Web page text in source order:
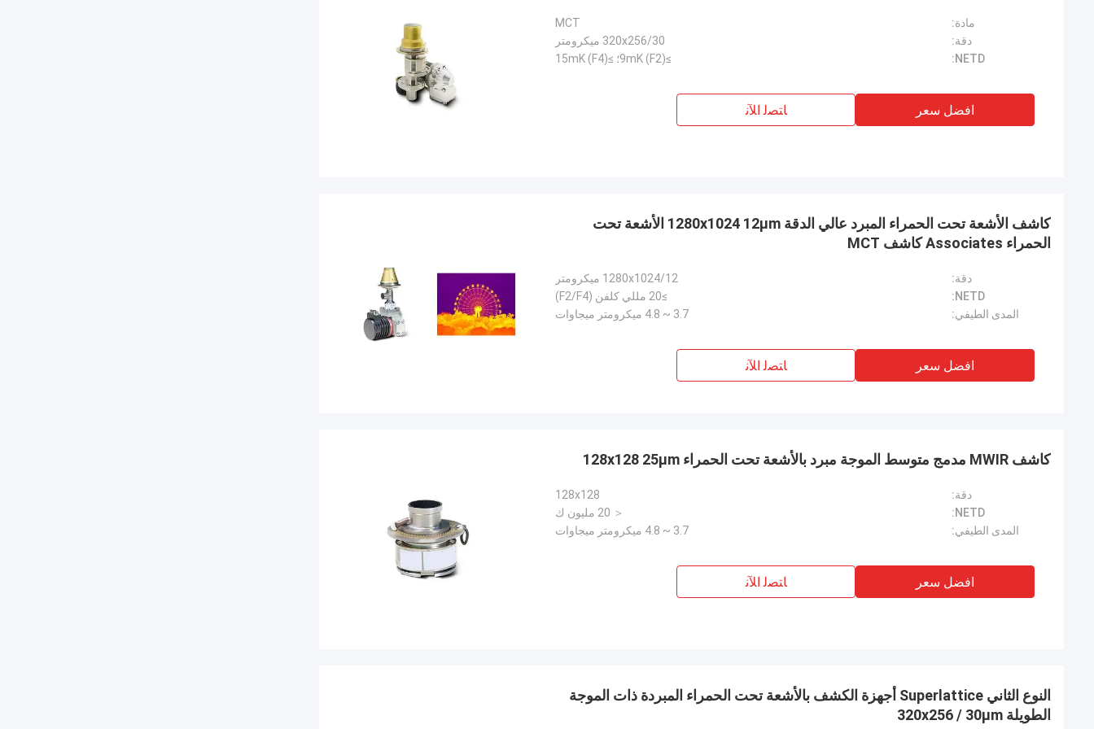
مادة:
MCT
دقة:
320x256/30 ميكرومتر
NETD:
≥9mK (F2)؛ ≥15mK (F4)
افضل سعر ﺎﺘﺼﻟ ﺍﻶﻧ
كاشف الأشعة تحت الحمراء المبرد عالي الدقة 1280x1024 12μm الأشعة تحت
الحمراء Associates كاشف MCT
دقة:
1280x1024/12 ميكرومتر
NETD:
≥20 مللي كلفن (F2/F4)
المدى الطيفي:
3.7 ~ 4.8 ميكرومتر ميجاوات
افضل سعر ﺎﺘﺼﻟ ﺍﻶﻧ
كاشف MWIR مدمج متوسط ​​الموجة مبرد بالأشعة تحت الحمراء 128x128 25μm
دقة:
128x128
NETD:
＜ 20 مليون ك
المدى الطيفي:
3.7 ~ 4.8 ميكرومتر ميجاوات
افضل سعر ﺎﺘﺼﻟ ﺍﻶﻧ
النوع الثاني Superlattice أجهزة الكشف بالأشعة تحت الحمراء المبردة ذات الموجة
الطويلة 320x256 / 30μm